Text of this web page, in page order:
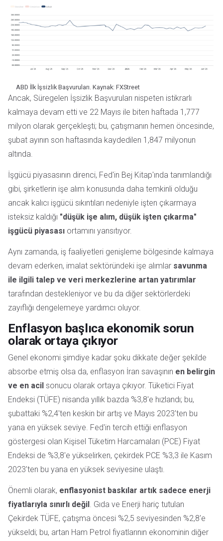
ABD İlk İşsizlik Başvuruları. Kaynak: FXStreet
Ancak, Süregelen İşsizlik Başvuruları nispeten istikrarlı
kalmaya devam etti ve 22 Mayıs ile biten haftada 1,777
milyon olarak gerçekleşti; bu, çatışmanın hemen öncesinde,
şubat ayının son haftasında kaydedilen 1,847 milyonun
altında.
İşgücü piyasasının direnci, Fed'in Bej Kitap'ında tanımlandığı
gibi, şirketlerin işe alım konusunda daha temkinli olduğu
ancak kalıcı işgücü sıkıntıları nedeniyle işten çıkarmaya
isteksiz kaldığı "düşük işe alım, düşük işten çıkarma"
işgücü piyasası ortamını yansıtıyor.
Aynı zamanda, iş faaliyetleri genişleme bölgesinde kalmaya
devam ederken, imalat sektöründeki işe alımlar savunma
ile ilgili talep ve veri merkezlerine artan yatırımlar
tarafından destekleniyor ve bu da diğer sektörlerdeki
zayıflığı dengelemeye yardımcı oluyor.
Enflasyon başlıca ekonomik sorun
olarak ortaya çıkıyor
Genel ekonomi şimdiye kadar şoku dikkate değer şekilde
absorbe etmiş olsa da, enflasyon İran savaşının en belirgin
ve en acil sonucu olarak ortaya çıkıyor. Tüketici Fiyat
Endeksi (TÜFE) nisanda yıllık bazda %3,8'e hızlandı; bu,
şubattaki %2,4'ten keskin bir artış ve Mayıs 2023'ten bu
yana en yüksek seviye. Fed'in tercih ettiği enflasyon
göstergesi olan Kişisel Tüketim Harcamaları (PCE) Fiyat
Endeksi de %3,8'e yükselirken, çekirdek PCE %3,3 ile Kasım
2023'ten bu yana en yüksek seviyesine ulaştı.
Önemli olarak, enflasyonist baskılar artık sadece enerji
fiyatlarıyla sınırlı değil . Gıda ve Enerji hariç tutulan
Çekirdek TÜFE, çatışma öncesi %2,5 seviyesinden %2,8'e
yükseldi; bu, artan Ham Petrol fiyatlarının ekonominin diğer